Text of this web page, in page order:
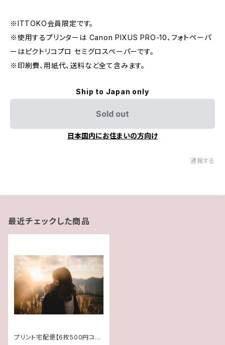
※ITTOKO会員限定です。
※使用するプリンターは Canon PIXUS PRO-10、フォトペーパ
ーはピクトリコプロ セミグロスペーパーです。
※印刷費、用紙代、送料など全て含みます。
Ship to Japan only
Sold out
日本国内にお住まいの方向け
通報する
最近チェックした商品
プリント宅配便【6枚500円コー